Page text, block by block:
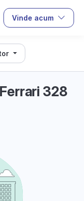
Vinde acum
328